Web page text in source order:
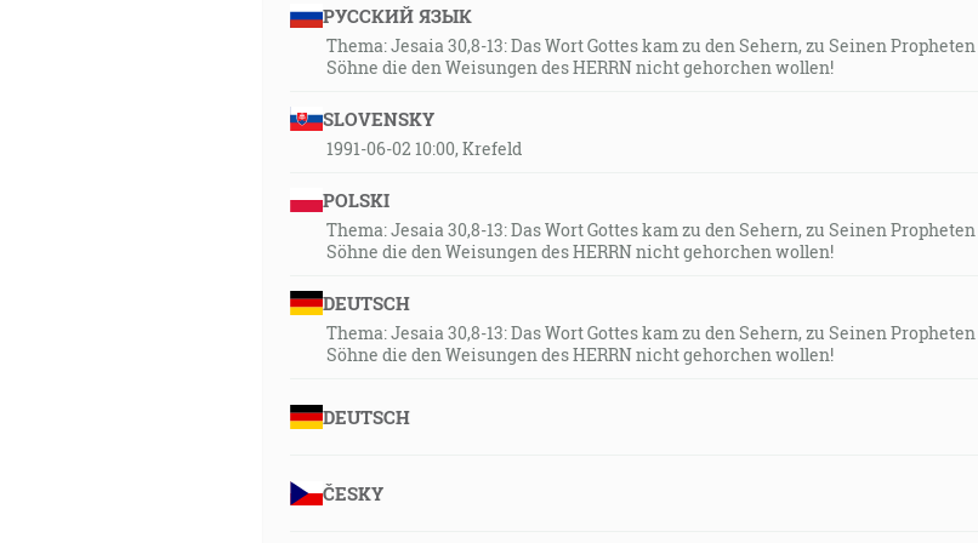
РУССКИЙ ЯЗЫК
Thema: Jesaia 30,8-13: Das Wort Gottes kam zu den Sehern, zu Seinen
Söhne die den Weisungen des HERRN nicht gehorchen wollen!
SLOVENSKY
1991-06-02 10:00, Krefeld
POLSKI
Thema: Jesaia 30,8-13: Das Wort Gottes kam zu den Sehern, zu Seinen
Söhne die den Weisungen des HERRN nicht gehorchen wollen!
DEUTSCH
Thema: Jesaia 30,8-13: Das Wort Gottes kam zu den Sehern, zu Seinen
Söhne die den Weisungen des HERRN nicht gehorchen wollen!
DEUTSCH
ČESKY